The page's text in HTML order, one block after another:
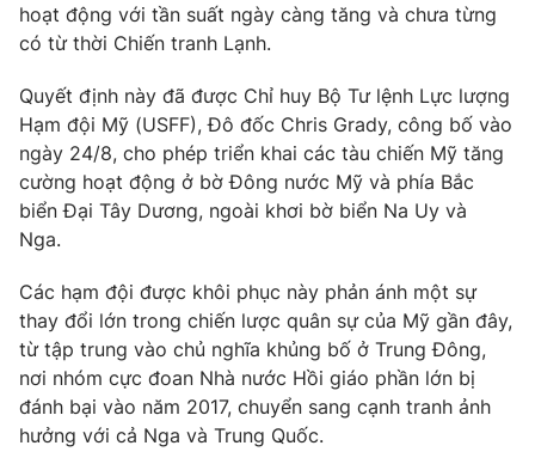
Thế giới đó đây
Tài chính
Thị trường
Góc doanh nghiệp
Dữ liệu và đời sống
Truyền hình
Phim VTV
Hậu trường
Khán giả
Giải sao mai
Giải trí
Điện ảnh
Âm nhạc
Sao
Du lịch
Làm đẹp
Chất lượng cuộc sống
Giáo dục
Tuyển sinh
Học trực tuyến
Công nghệ
Hitech Công nghệ tương lai
hoạt động với tần suất ngày càng tăng và chưa từng
có từ thời Chiến tranh Lạnh.
Quyết định này đã được Chỉ huy Bộ Tư lệnh Lực lượng
Hạm đội Mỹ (USFF), Đô đốc Chris Grady, công bố vào
ngày 24/8, cho phép triển khai các tàu chiến Mỹ tăng
cường hoạt động ở bờ Đông nước Mỹ và phía Bắc
biển Đại Tây Dương, ngoài khơi bờ biển Na Uy và
Nga.
Các hạm đội được khôi phục này phản ánh một sự
thay đổi lớn trong chiến lược quân sự của Mỹ gần đây,
từ tập trung vào chủ nghĩa khủng bố ở Trung Đông,
nơi nhóm cực đoan Nhà nước Hồi giáo phần lớn bị
đánh bại vào năm 2017, chuyển sang cạnh tranh ảnh
hưởng với cả Nga và Trung Quốc.